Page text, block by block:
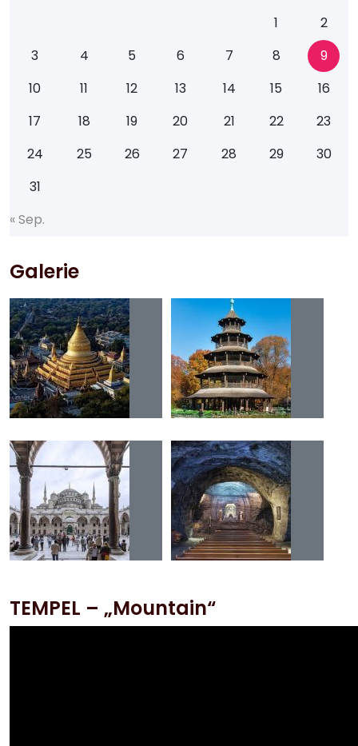
1
2
3
4 5 6 7 8
9
10
11 12 13 14 15
16
17
18 19 20 21 22
23
24
25 26 27 28 29
30
31
«Sep.
Galerie
TEMPEL – „Mountain“